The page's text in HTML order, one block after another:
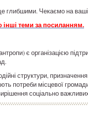
глибшими. Чекаємо на
інші теми за посиланням.
є організацією
структури,
потреби місцевої
соціально